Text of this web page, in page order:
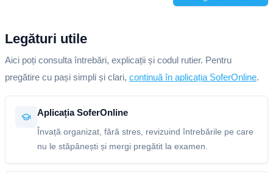
Legături utile
Aici poți consulta întrebări, explicații și codul rutier. Pentru
pregătire cu pași simpli și clari, continuă în aplicația SoferOnline.
Aplicația SoferOnline
Învață organizat, fără stres, revizuind întrebările pe care
nu le stăpânești și mergi pregătit la examen.